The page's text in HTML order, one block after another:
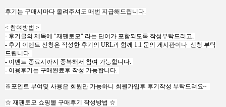
후기는 구매시마다 올려주셔도 매번 지급해드립니다.
< 참여방법 >
- 후기글의 제목에 "재팬토모" 라는 단어가 포함되도록 작성부탁드리고,
- 후기 이벤트 신청은 작성한 후기의 URL과 함께 1:1 문의 게시판이나 신청 부탁
드립니다.
- 이벤트 종료시까지 중복해서 참여 가능합니다.
- 이용후기는 구매완료후 작성 가능합니다.
※포인트 부여및 사용은 회원만 가능하니 회원가입후 후기작성 부탁드려요~
☆ 재팬토모 쇼핑몰 구매후기 작성방법 ☆